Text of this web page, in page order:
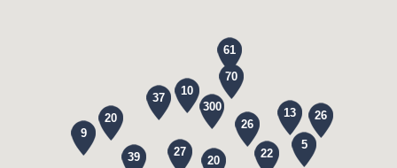
70
26
37
20
22
300
20
9
27
39
13
61
26
10
5